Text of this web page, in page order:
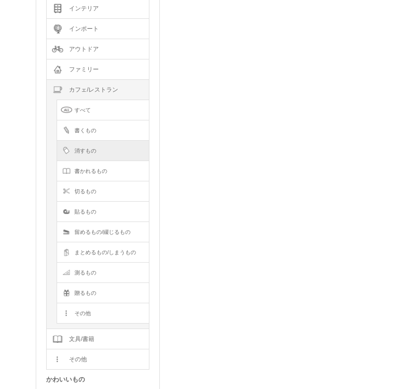
インテリア
インポート
アウトドア
ファミリー
カフェ/レストラン
すべて
書くもの
消すもの
書かれるもの
切るもの
貼るもの
留めるもの/綴じるもの
まとめるもの/しまうもの
測るもの
贈るもの
その他
文具/書籍
その他
かわいいもの